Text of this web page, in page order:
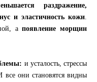
раздражение,
и эластичность кожи
апоявление морщин
и усталость, стрессы
они становятся видны